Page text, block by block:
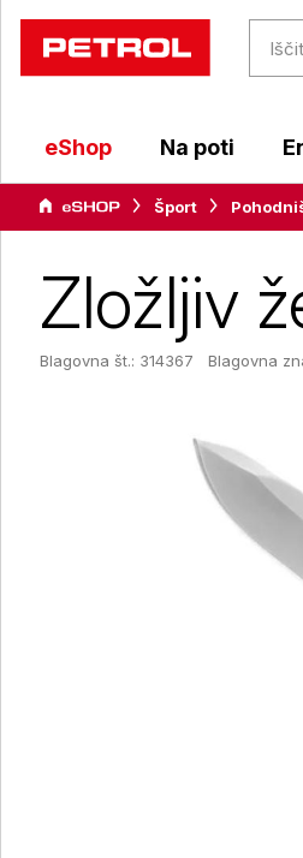
eShop Na poti
Šport
Zložljiv
Blagovna št.: 314367 Blagovna